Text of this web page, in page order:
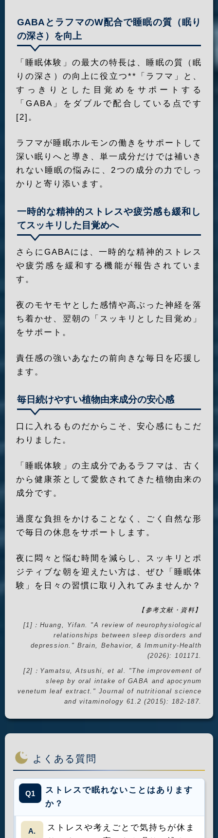
GABAとラフマのW配合で睡眠の質（眠り
の深さ）を向上
「睡眠体験」の最大の特長は、睡眠の質（眠
りの深さ）の向上に役立つ**「ラフマ」と、
すっきりとした目覚めをサポートする
「GABA」をダブルで配合している点です
[2]。
ラフマが睡眠ホルモンの働きをサポートして
深い眠りへと導き、単一成分だけでは補いき
れない睡眠の悩みに、2つの成分の力でしっ
かりと寄り添います。
一時的な精神的ストレスや疲労感も緩和し
てスッキリした目覚めへ
さらにGABAには、一時的な精神的ストレス
や疲労感を緩和する機能が報告されていま
す。
夜のモヤモヤとした感情や高ぶった神経を落
ち着かせ、翌朝の「スッキリとした目覚め」
をサポート。
責任感の強いあなたの前向きな毎日を応援し
ます。
毎日続けやすい植物由来成分の安心感
口に入れるものだからこそ、安心感にもこだ
わりました。
「睡眠体験」の主成分であるラフマは、古く
から健康茶として愛飲されてきた植物由来の
成分です。
過度な負担をかけることなく、ごく自然な形
で毎日の休息をサポートします。
夜に悶々と悩む時間を減らし、スッキリとポ
ジティブな朝を迎えたい方は、ぜひ「睡眠体
験」を日々の習慣に取り入れてみませんか？
【参考文献・資料】
[1]：Huang, Yifan. "A review of neurophysiological
relationships between sleep disorders and
depression." Brain, Behavior, & Immunity-Health
(2026): 101171.
[2]：Yamatsu, Atsushi, et al. "The improvement of
sleep by oral intake of GABA and apocynum
venetum leaf extract." Journal of nutritional science
and vitaminology 61.2 (2015): 182-187.
よくある質問
Q1
ストレスで眠れないことはあります
か？
A.
ストレスや考えごとで気持ちが休ま